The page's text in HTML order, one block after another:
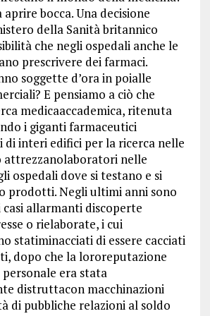
bocca. Una decisione
della Sanità britannico
che negli ospedali anche le
prescrivere dei farmaci.
soggette d’ora in poialle
E pensiamo a ciò che
medicaaccademica, ritenuta
i giganti farmaceutici
di interi edifici per la ricerca nelle
attrezzanolaboratori nelle
ospedali dove si testano e si
prodotti. Negli ultimi anni sono
allarmanti discoperte
o rielaborate, i cui
statiminacciati di essere cacciati
dopo che la lororeputazione
era stata
distruttacon macchinazioni
di pubbliche relazioni al soldo